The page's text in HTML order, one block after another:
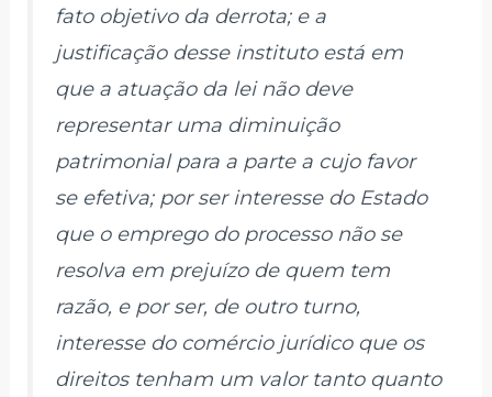
fato objetivo da derrota; e a
justificação desse instituto está em
que a atuação da lei não deve
representar uma diminuição
patrimonial para a parte a cujo favor
se efetiva; por ser interesse do Estado
que o emprego do processo não se
resolva em prejuízo de quem tem
razão, e por ser, de outro turno,
interesse do comércio jurídico que os
direitos tenham um valor tanto quanto